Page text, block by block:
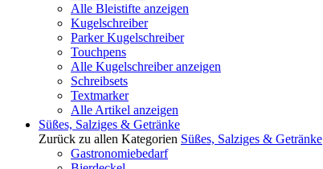
Alle Bleistifte anzeigen
Kugelschreiber
Parker Kugelschreiber
Touchpens
Alle Kugelschreiber anzeigen
Schreibsets
Textmarker
Alle Artikel anzeigen
Süßes, Salziges & Getränke
Zurück zu allen Kategorien Süßes, Salziges & Getränke
Gastronomiebedarf